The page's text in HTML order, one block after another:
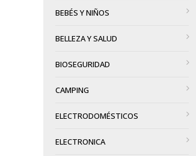
BEBÉS Y NIÑOS
BELLEZA Y SALUD
BIOSEGURIDAD
CAMPING
ELECTRODOMÉSTICOS
ELECTRONICA